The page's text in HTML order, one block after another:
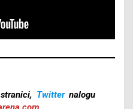
stranici, Twitter nalogu